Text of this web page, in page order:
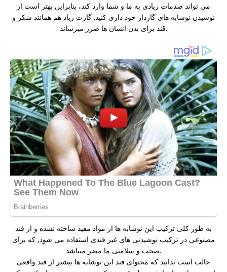
می تواند صدمات زیادی به ما و شما وارد کند، بنابراین بهتر است از
نوشیدن نوشابه های گازدار خود داری کنید. گازت زیاد هم همانند شکر و
قند برای بدن انسان ها ضرر میرساند.
به طور کلی ترکیب این نوشابه ها از مواد مفید ساخته نشده و از قند
مصنوعی در ترکیب نوشیدنی های غیر قندی استفاده می شود, که برای
صحت و سلامتی ما مضر میباشد.
جالب است بدانید که محتوای قند این نوشابه ها بیشتر از قند واقعی